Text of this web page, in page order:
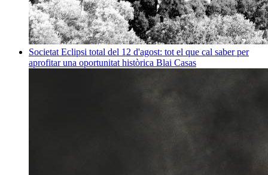
Societat Eclipsi total del 12 d'agost: tot el que cal saber per
aprofitar una oportunitat històrica Blai Casas